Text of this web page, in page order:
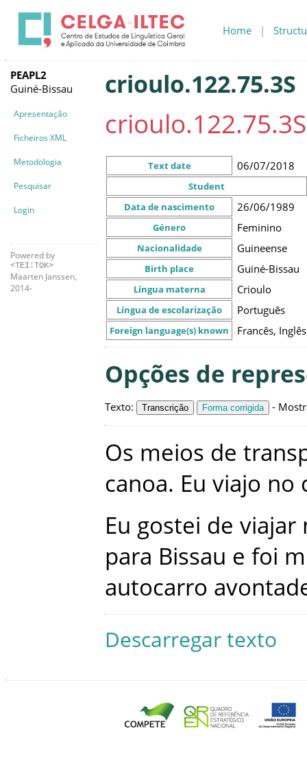
Home |
PEAPL2
Guiné-Bissau
Apresentação
Ficheiros XML
Metodologia
Pesquisar
Login
Powered by
<TEI:TOK>
Maarten Janssen,
2014-
crioulo.122.75.3S
crioulo.122.75.3S
Text date 06/07/2018
Student
Data de nascimento
26/06/1989
Género Feminino
Nacionalidade Guineense
Birth place Guiné-Bissau
Língua materna Crioulo
Língua de escolarização Português
Foreign language(s) known Francês, Inglês
Opções de
Texto: Transcrição Forma corrigida -
Os meios de
canoa. Eu viajo no
Eu gostei de viajar
para Bissau e foi
autocarro
Descarregar texto